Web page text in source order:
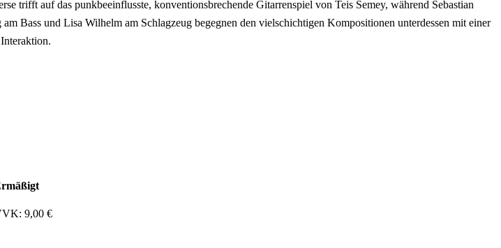
trifft auf das punkbeeinflusste, konventionsbrechende Gitarrenspiel von Teis Semey, während Sebastian
Bass und Lisa Wilhelm am Schlagzeug begegnen den vielschichtigen Kompositionen unterdessen mit einer
9,00 €